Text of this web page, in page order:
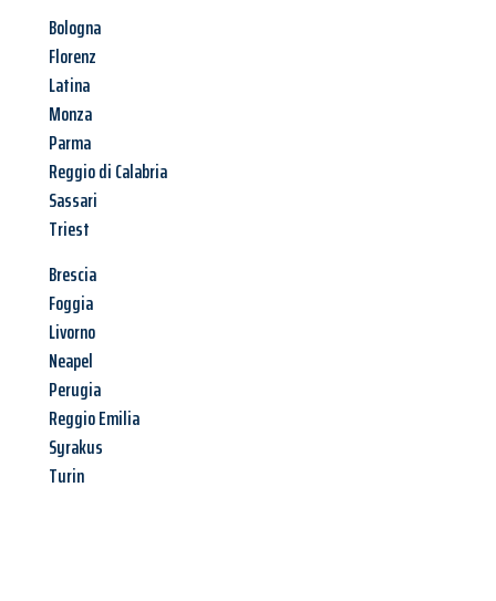
Bologna
Florenz
Latina
Monza
Parma
Reggio di Calabria
Sassari
Triest
Brescia
Foggia
Livorno
Neapel
Perugia
Reggio Emilia
Syrakus
Turin